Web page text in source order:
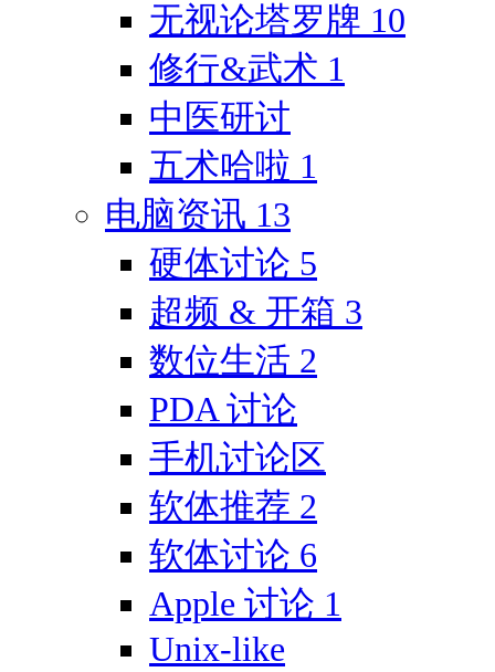
无视论塔罗牌 10
修行&武术 1
中医研讨
五术哈啦 1
电脑资讯 13
硬体讨论 5
超频 & 开箱 3
数位生活 2
PDA 讨论
手机讨论区
软体推荐 2
软体讨论 6
Apple 讨论 1
Unix-like